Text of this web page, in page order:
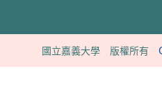
國立嘉義大學 版權所有